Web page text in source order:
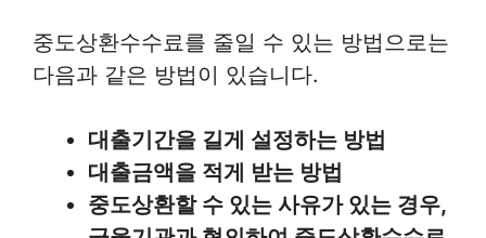
중도상환수수료를 줄일 수 있는 방법으로는
다음과 같은 방법이 있습니다.
대출기간을 길게 설정하는 방법
대출금액을 적게 받는 방법
중도상환할 수 있는 사유가 있는 경우,